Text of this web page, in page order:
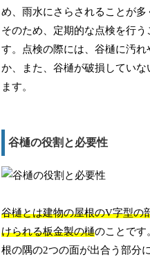
め、雨水にさらされることが多
そのため、定期的な点検を行う
す。点検の際には、谷樋に汚れ
か、また、谷樋が破損していな
ます。
谷樋の役割と必要性
谷樋とは建物の屋根のV字型の
けられる板金製の樋のことです
根の隅の2つの面が出合う部分